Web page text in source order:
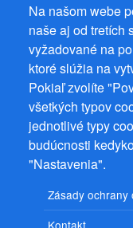
Na našom webe
naše aj od tretích
vyžadované na
ktoré slúžia na
Pokiaľ zvolíte
všetkých typov
jednotlivé typy
budúcnosti
"Nastavenia".
Zásady ochrany
Prevádzkovateľ: Mgr.
22 Ostrov,
©